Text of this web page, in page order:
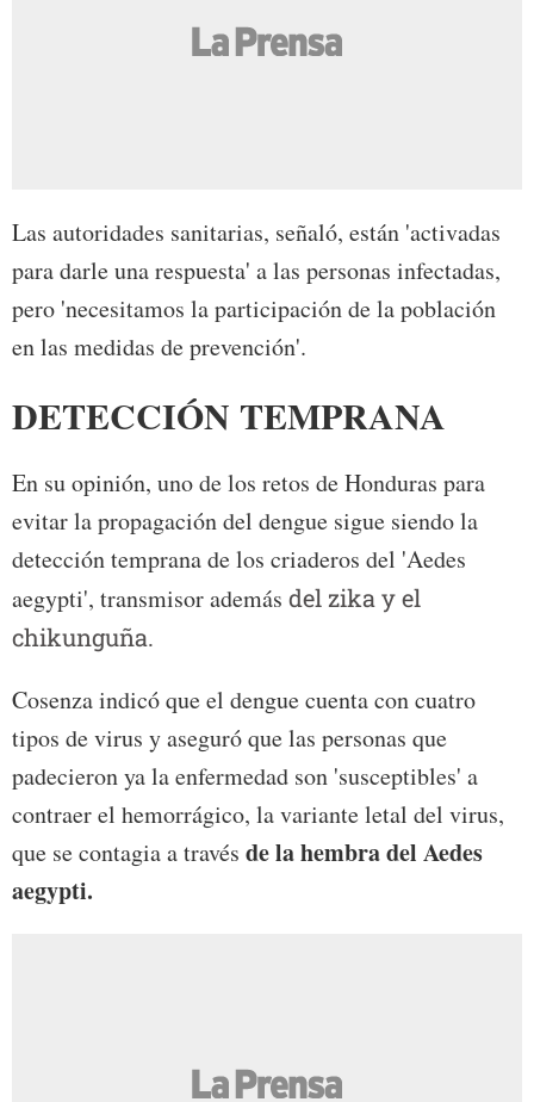
Las autoridades sanitarias, señaló, están 'activadas
para darle una respuesta' a las personas infectadas,
pero 'necesitamos la participación de la población
en las medidas de prevención'.
DETECCIÓN TEMPRANA
En su opinión, uno de los retos de Honduras para
evitar la propagación del dengue sigue siendo la
detección temprana de los criaderos del 'Aedes
aegypti', transmisor además del zika y el
chikunguña.
Cosenza indicó que el dengue cuenta con cuatro
tipos de virus y aseguró que las personas que
padecieron ya la enfermedad son 'susceptibles' a
contraer el hemorrágico, la variante letal del virus,
que se contagia a través de la hembra del Aedes
aegypti.